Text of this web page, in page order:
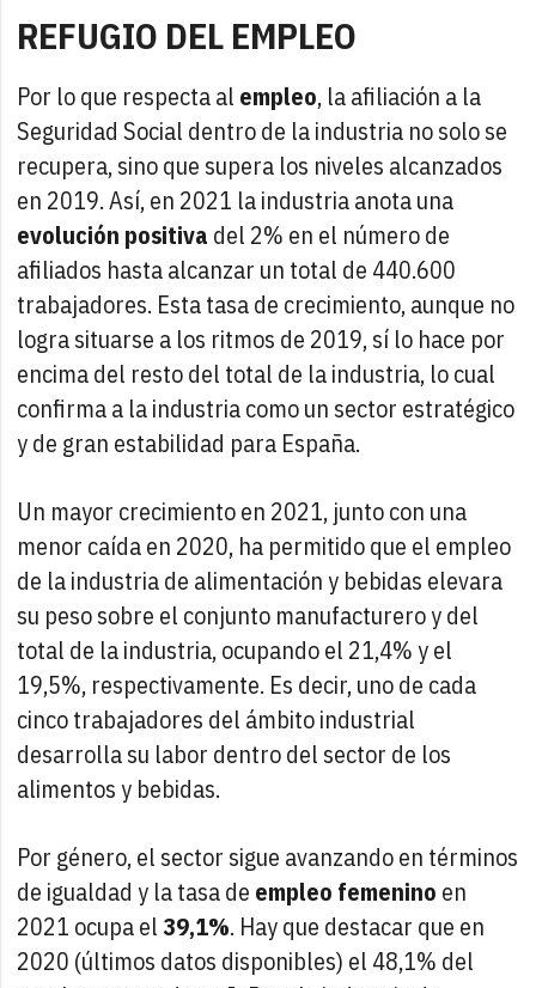
REFUGIO DEL EMPLEO
Por lo que respecta al empleo, la afiliación a la
Seguridad Social dentro de la industria no solo se
recupera, sino que supera los niveles alcanzados
en 2019. Así, en 2021 la industria anota una
evolución positiva del 2% en el número de
afiliados hasta alcanzar un total de 440.600
trabajadores. Esta tasa de crecimiento, aunque no
logra situarse a los ritmos de 2019, sí lo hace por
encima del resto del total de la industria, lo cual
confirma a la industria como un sector estratégico
y de gran estabilidad para España.
Un mayor crecimiento en 2021, junto con una
menor caída en 2020, ha permitido que el empleo
de la industria de alimentación y bebidas elevara
su peso sobre el conjunto manufacturero y del
total de la industria, ocupando el 21,4% y el
19,5%, respectivamente. Es decir, uno de cada
cinco trabajadores del ámbito industrial
desarrolla su labor dentro del sector de los
alimentos y bebidas.
Por género, el sector sigue avanzando en términos
de igualdad y la tasa de empleo femenino en
2021 ocupa el39,1%. Hay que destacar que en
2020 (últimos datos disponibles) el 48,1% del